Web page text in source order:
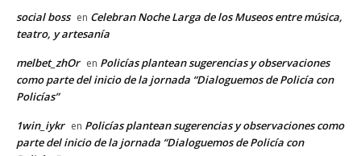
social boss en Celebran Noche Larga de los Museos entre música,
teatro, y artesanía
melbet_zhOr en Policías plantean sugerencias y observaciones
como parte del inicio de la jornada “Dialoguemos de Policía con
Policías”
1win_iykr en Policías plantean sugerencias y observaciones como
parte del inicio de la jornada “Dialoguemos de Policía con